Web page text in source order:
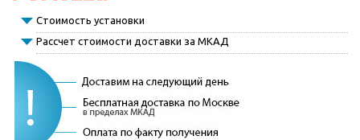
Стоимость установки
Рассчет стоимости доставки за МКАД